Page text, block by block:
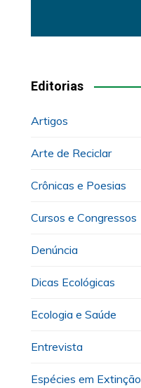
Editorias
Artigos
Arte de Reciclar
Crônicas e Poesias
Cursos e Congressos
Denúncia
Dicas Ecológicas
Ecologia e Saúde
Entrevista
Espécies em Extinção